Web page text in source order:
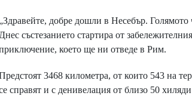
„Здравейте, добре дошли в Несебър.
Днес състезанието стартира от
което ще ни отведе в Рим.
3468 километра, от които 543 на
справят и с денивелация от близо 50